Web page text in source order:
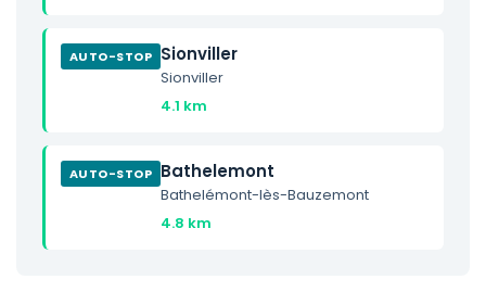
AUTO-STOP Sionviller
Sionviller
4.1 km
AUTO-STOP Bathelemont
Bathelémont-lès-Bauzemont
4.8 km